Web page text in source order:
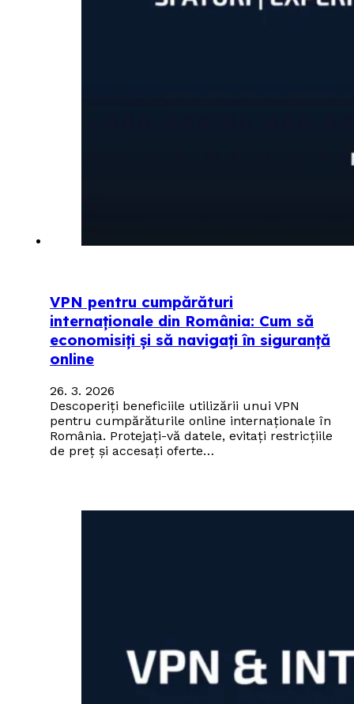
VPN pentru cumpărături
internaționale din România: Cum să
economisiți și să navigați în siguranță
online
26. 3. 2026
Descoperiți beneficiile utilizării unui VPN
pentru cumpărăturile online internaționale în
România. Protejați-vă datele, evitați restricțiile
de preț și accesați oferte…